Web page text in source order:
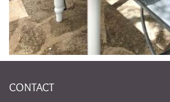
CONTACT